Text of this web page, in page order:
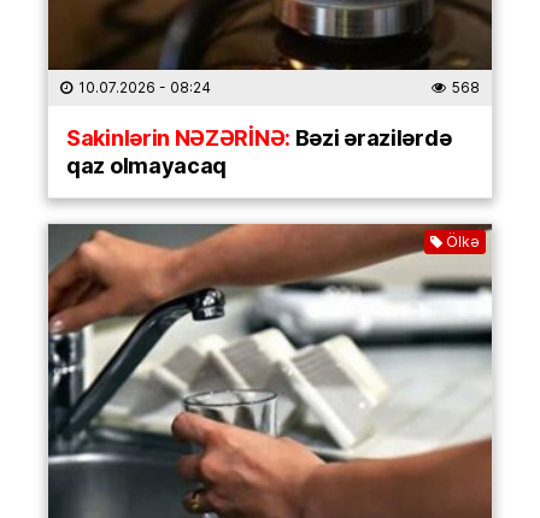
10.07.2026 - 08:24 568
Sakinlərin NƏZƏRİNƏ: Bəzi ərazilərdə
qaz olmayacaq
Ölkə